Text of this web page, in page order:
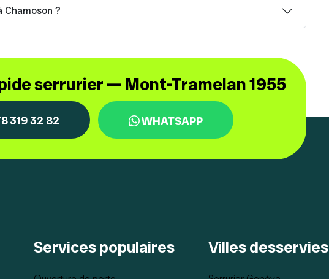
Chamoson ?
serrurier — Mont-Tramelan 1955
319 32 82 WHATSAPP
Services populaires Villes desservies